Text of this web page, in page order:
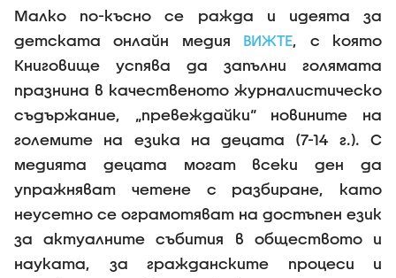
Малко по-късно се ражда и идеята за
детската онлайн медия ВИЖТЕ , с която
Книговище успява да запълни голямата
празнина в качественото журналистическо
съдържание, „превеждайки“ новините на
големите на езика на децата (7-14 г.). С
медията децата могат всеки ден да
упражняват четене с разбиране, като
неусетно се ограмотяват на достъпен език
за актуалните събития в обществото и
науката, за гражданските процеси и